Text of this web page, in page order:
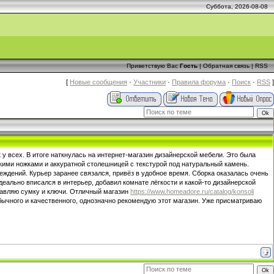
Суббота, 2026-08-08
Приветствую Вас Гость|Обратная связь|RSS
[ Новые сообщения · Участники · Правила форума · Поиск · RSS ]
всех. В итоге наткнулась на интернет-магазин дизайнерской мебели. Это была
ножками и аккуратной столешницей с текстурой под натуральный камень.
Курьер заранее связался, привёз в удобное время. Сборка оказалась очень
вписался в интерьер, добавил комнате лёгкости и какой-то дизайнерской
сумку и ключи. Отличный магазин https://www.homeadore.ru/catalog/konsoli
и качественного, однозначно рекомендую этот магазин. Уже присматриваю